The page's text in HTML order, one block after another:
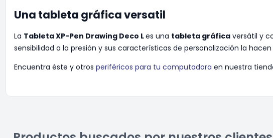
Una tableta gráfica versatil
La Tableta XP-Pen Drawing Deco Les una tableta gráfica versátil y
sensibilidad a la presión y sus características de personalización la
Encuentra éste y otros periféricos para tu computadora en nuestra